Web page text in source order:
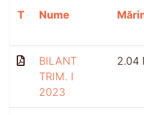
T Nume
BILANT
TRIM. I
2023
2.04